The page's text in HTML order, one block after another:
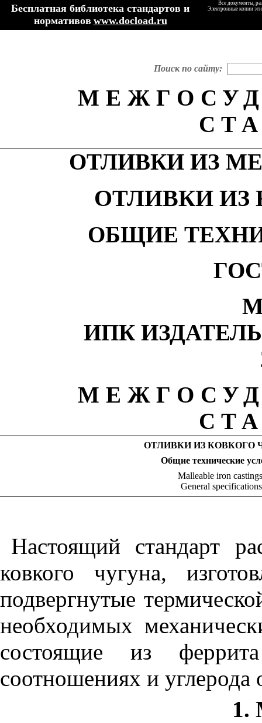
Бесплатная библиотека стандартов и
нормативов www.docload.ru
Все документы,
Электронные копии
Поиск по сайту:
ОТЛИВКИ ИЗ
ОТЛИВКИ ИЗ
ОБЩИЕ
ИПК
ОТЛИВКИ ИЗ КОВКОГО
Общие технические
Malleable iron castings
General specifications
Настоящий стандарт
ковкого чугуна,
подвергнутые
необходимых
состоящие из
соотношениях и углерода
1.